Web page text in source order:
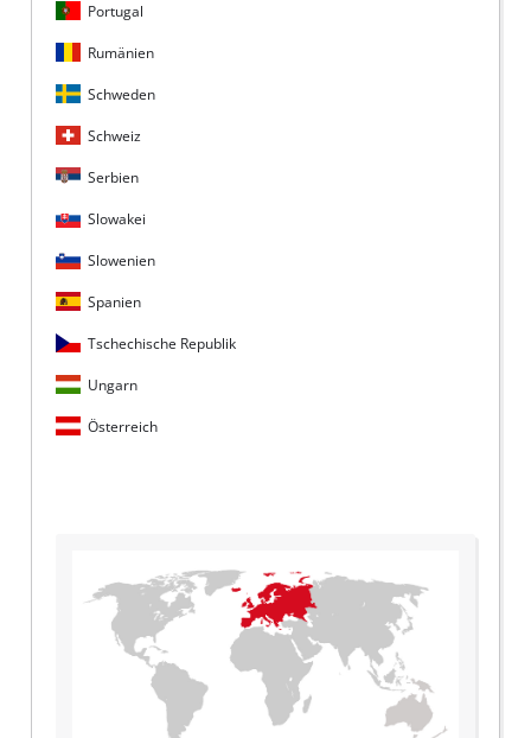
Portugal
Rumänien
Schweden
Schweiz
Serbien
Slowakei
Slowenien
Spanien
Tschechische Republik
Ungarn
Österreich